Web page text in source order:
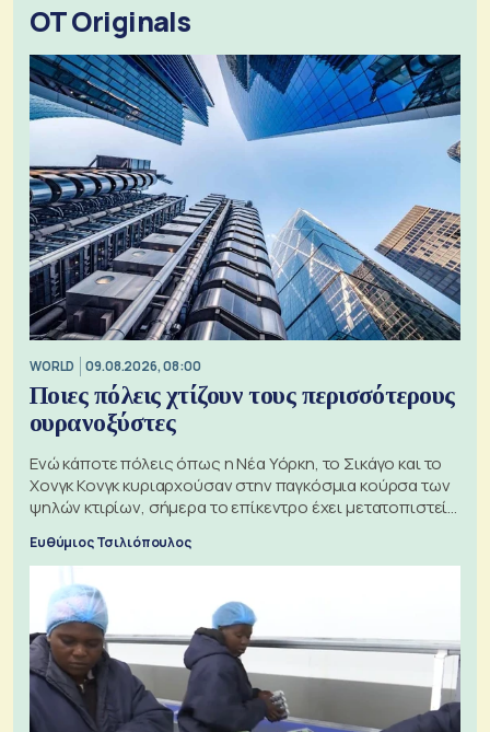
OT Originals
WORLD 09.08.2026, 08:00
Ποιες πόλεις χτίζουν τους περισσότερους
ουρανοξύστες
Ενώ κάποτε πόλεις όπως η Νέα Υόρκη, το Σικάγο και το
Χονγκ Κονγκ κυριαρχούσαν στην παγκόσμια κούρσα των
ψηλών κτιρίων, σήμερα το επίκεντρο έχει μετατοπιστεί
Ευθύμιος Τσιλιόπουλος